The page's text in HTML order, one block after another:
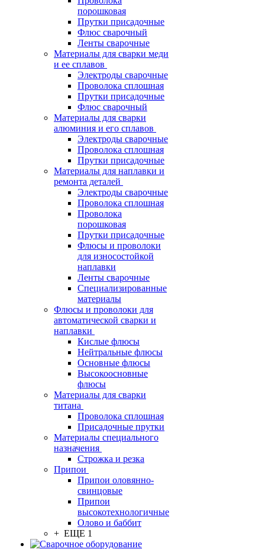
порошковая
Прутки присадочные
Флюс сварочный
Ленты сварочные
Материалы для сварки меди
и ее сплавов
Электроды сварочные
Проволока сплошная
Прутки присадочные
Флюс сварочный
Материалы для сварки
алюминия и его сплавов
Электроды сварочные
Проволока сплошная
Прутки присадочные
Материалы для наплавки и
ремонта деталей
Электроды сварочные
Проволока сплошная
Проволока
порошковая
Прутки присадочные
Флюсы и проволоки
для износостойкой
наплавки
Ленты сварочные
Специализированные
материалы
Флюсы и проволоки для
автоматической сварки и
наплавки
Кислые флюсы
Нейтральные флюсы
Основные флюсы
Высокоосновные
флюсы
Материалы для сварки
титана
Проволока сплошная
Присадочные прутки
Материалы специального
назначения
Строжка и резка
Припои
Припои оловянно-
свинцовые
Припои
высокотехнологичные
Олово и баббит
+ ЕЩЕ 1